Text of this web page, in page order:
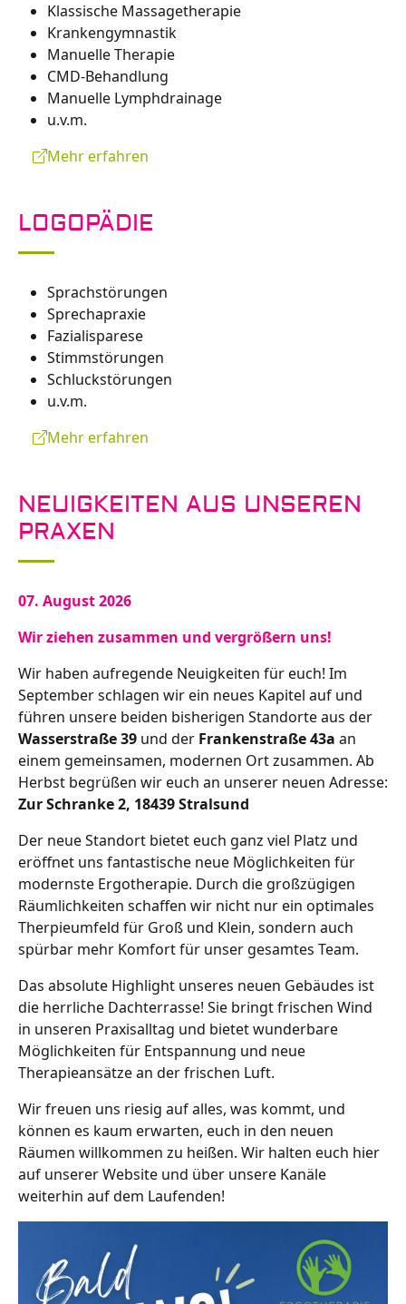
Klassische Massagetherapie
Krankengymnastik
Manuelle Therapie
CMD-Behandlung
Manuelle Lymphdrainage
u.v.m.
Mehr erfahren
LOGOPÄDIE
Sprachstörungen
Sprechapraxie
Fazialisparese
Stimmstörungen
Schluckstörungen
u.v.m.
Mehr erfahren
NEUIGKEITEN AUS UNSEREN
PRAXEN
07. August 2026
Wir ziehen zusammen und vergrößern uns!
Wir haben aufregende Neuigkeiten für euch! Im
September schlagen wir ein neues Kapitel auf und
führen unsere beiden bisherigen Standorte aus der
Wasserstraße 39 und der Frankenstraße 43a an
einem gemeinsamen, modernen Ort zusammen. Ab
Herbst begrüßen wir euch an unserer neuen Adresse:
Zur Schranke 2, 18439 Stralsund
Der neue Standort bietet euch ganz viel Platz und
eröffnet uns fantastische neue Möglichkeiten für
modernste Ergotherapie. Durch die großzügigen
Räumlichkeiten schaffen wir nicht nur ein optimales
Therpieumfeld für Groß und Klein, sondern auch
spürbar mehr Komfort für unser gesamtes Team.
Das absolute Highlight unseres neuen Gebäudes ist
die herrliche Dachterrasse! Sie bringt frischen Wind
in unseren Praxisalltag und bietet wunderbare
Möglichkeiten für Entspannung und neue
Therapieansätze an der frischen Luft.
Wir freuen uns riesig auf alles, was kommt, und
können es kaum erwarten, euch in den neuen
Räumen willkommen zu heißen. Wir halten euch hier
auf unserer Website und über unsere Kanäle
weiterhin auf dem Laufenden!